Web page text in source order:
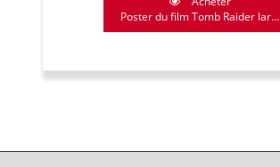
Poster du film Tomb Raider lar...